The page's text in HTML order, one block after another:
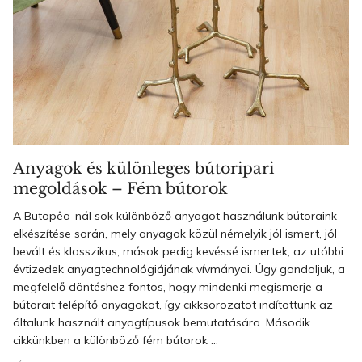
Anyagok és különleges bútoripari
megoldások – Fém bútorok
A Butopêa-nál sok különböző anyagot használunk bútoraink
elkészítése során, mely anyagok közül némelyik jól ismert, jól
bevált és klasszikus, mások pedig kevéssé ismertek, az utóbbi
évtizedek anyagtechnológiájának vívmányai. Úgy gondoljuk, a
megfelelő döntéshez fontos, hogy mindenki megismerje a
bútorait felépítő anyagokat, így cikksorozatot indítottunk az
általunk használt anyagtípusok bemutatására. Második
cikkünkben a különböző fém bútorok ...